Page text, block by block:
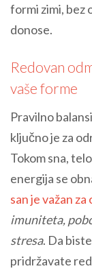
formi zimi, bez
donose.
Redovan
vaše forme
Pravilno
ključno je za
Tokom sna,
energija se
san je važan
imuniteta,
stresa. Da
pridržavate